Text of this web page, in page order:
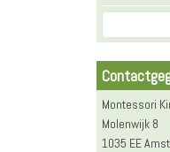
Montessori
Molenwijk 8
1035 EE